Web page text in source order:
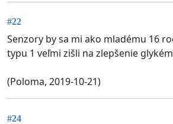
#22
Senzory by sa mi ako mladému 16
typu 1 veľmi zišli na zlepšenie
(Poloma, 2019-10-21)
#24